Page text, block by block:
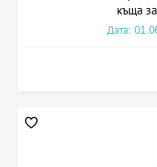
къща
Дата: